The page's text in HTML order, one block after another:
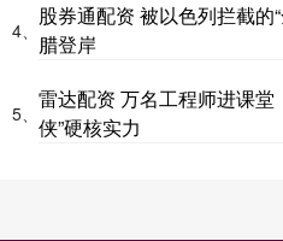
4、
股券通配资 被以色列拦截的
腊登岸
5、
雷达配资 万名工程师进课堂
侠”硬核实力